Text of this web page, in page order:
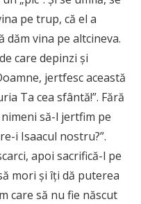
pe trup, că el a
dăm vina pe altcineva.
care depinzi și
jertfesc această
Ta cea sfântă!”. Fără
să-l jertfim pe
i Isaacul nostru?”.
apoi sacrifică-l pe
mori și îți dă puterea
care să nu fie născut